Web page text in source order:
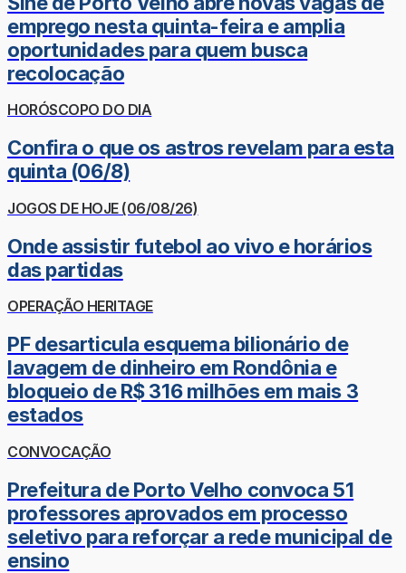
emprego nesta quinta-feira e amplia
oportunidades para quem busca
recolocação
HORÓSCOPO DO DIA
Confira o que os astros revelam para esta
quinta (06/8)
JOGOS DE HOJE (06/08/26)
Onde assistir futebol ao vivo e horários
das partidas
OPERAÇÃO HERITAGE
PF desarticula esquema bilionário de
lavagem de dinheiro em Rondônia e
bloqueio de R$ 316 milhões em mais 3
estados
CONVOCAÇÃO
Prefeitura de Porto Velho convoca 51
professores aprovados em processo
seletivo para reforçar a rede municipal de
ensino